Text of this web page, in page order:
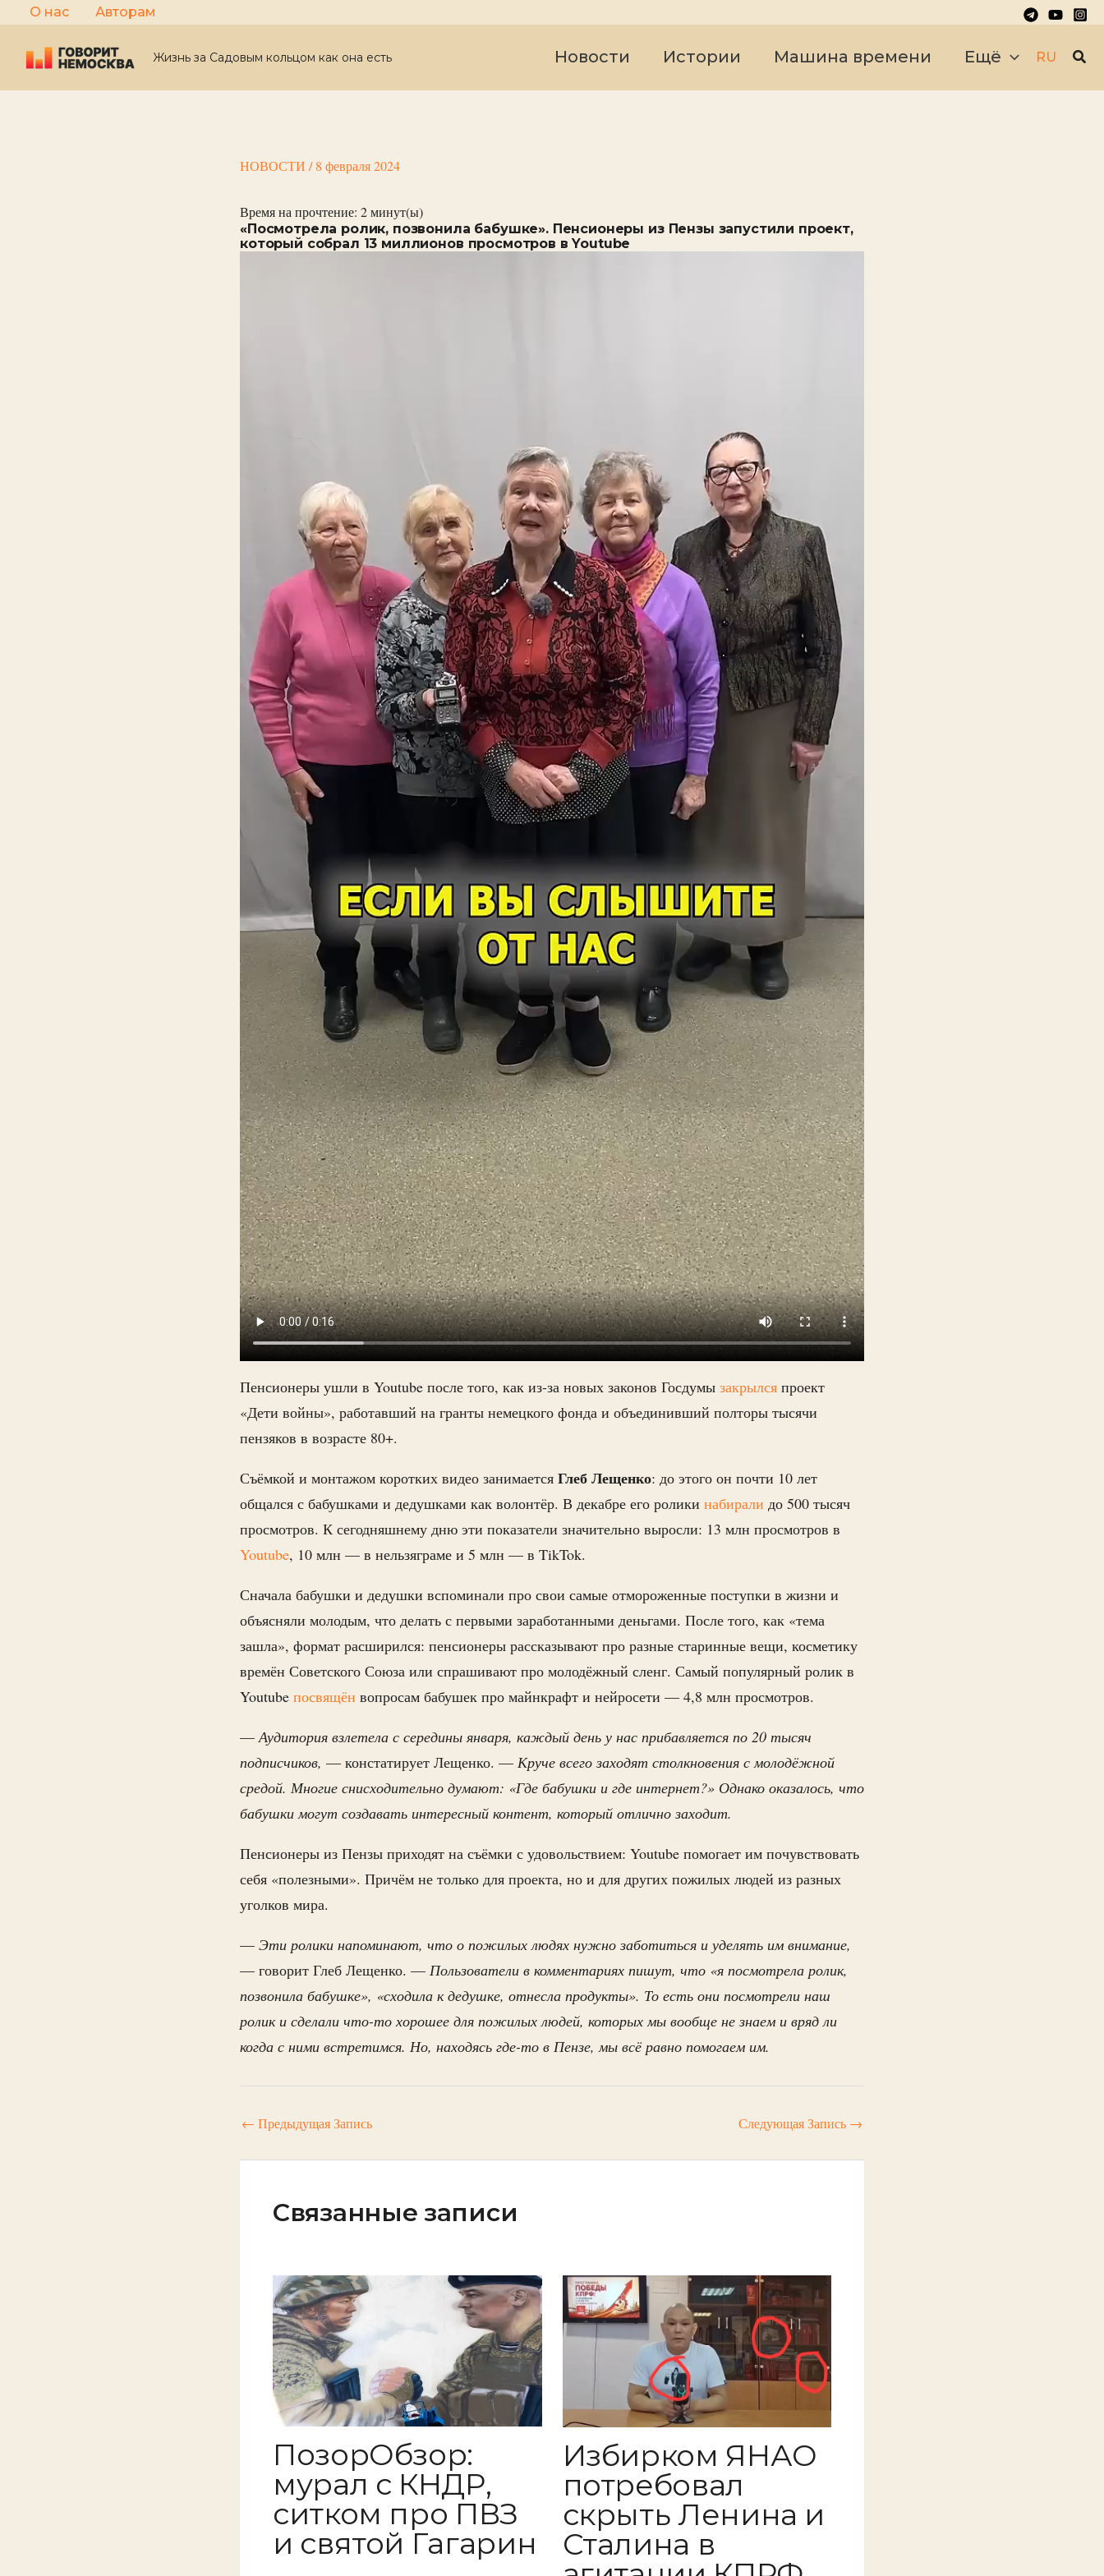
Перейти
к
содержимому
О нас Авторам
Жизнь за Садовым кольцом как она есть Новости Истории Машина времени Ещё RU
НОВОСТИ /8 февраля 2024
Время на прочтение: 2минут(ы)
«Посмотрела ролик, позвонила бабушке». Пенсионеры из Пензы запустили проект,
который собрал 13 миллионов просмотров в Youtube
Пенсионеры ушли в Youtube после того, как из-за новых законов Госдумы закрылся проект
«Дети войны», работавший на гранты немецкого фонда и объединивший полторы тысячи
пензяков в возрасте 80+.
Съёмкой и монтажом коротких видео занимается Глеб Лещенко: до этого он почти 10 лет
общался с бабушками и дедушками как волонтёр. В декабре его ролики набирали до 500 тысяч
просмотров. К сегодняшнему дню эти показатели значительно выросли: 13 млн просмотров в
Youtube, 10 млн — в нельзяграме и 5 млн — в TikTok.
Сначала бабушки и дедушки вспоминали про свои самые отмороженные поступки в жизни и
объясняли молодым, что делать с первыми заработанными деньгами. После того, как «тема
зашла», формат расширился: пенсионеры рассказывают про разные старинные вещи, косметику
времён Советского Союза или спрашивают про молодёжный сленг. Самый популярный ролик в
Youtube посвящён вопросам бабушек про майнкрафт и нейросети — 4,8 млн просмотров.
—Аудитория взлетела с середины января, каждый день у нас прибавляется по 20 тысяч
подписчиков, — констатирует Лещенко. — Круче всего заходят столкновения с молодёжной
средой. Многие снисходительно думают: «Где бабушки и где интернет?» Однако оказалось, что
бабушки могут создавать интересный контент, который отлично заходит.
Пенсионеры из Пензы приходят на съёмки с удовольствием: Youtube помогает им почувствовать
себя «полезными». Причём не только для проекта, но и для других пожилых людей из разных
уголков мира.
— Эти ролики напоминают, что о пожилых людях нужно заботиться и уделять им внимание,
— говорит Глеб Лещенко. — Пользователи в комментариях пишут, что «я посмотрела ролик,
позвонила бабушке», «сходила к дедушке, отнесла продукты». То есть они посмотрели наш
ролик и сделали что-то хорошее для пожилых людей, которых мы вообще не знаем и вряд ли
когда с ними встретимся. Но, находясь где-то в Пензе, мы всё равно помогаем им.
← Предыдущая Запись Следующая Запись →
Связанные записи
ПозорОбзор:
мурал с КНДР,
ситком про ПВЗ
и святой Гагарин
Избирком ЯНАО
потребовал
скрыть Ленина и
Сталина в